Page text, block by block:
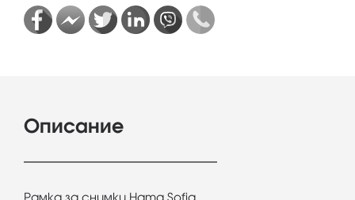
Описание
Рамка за снимки Hama Sofia